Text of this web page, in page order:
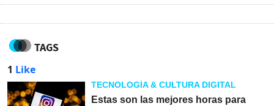
TAGS
1 Like
TECNOLOGÍA & CULTURA DIGITAL
Estas son las mejores horas para